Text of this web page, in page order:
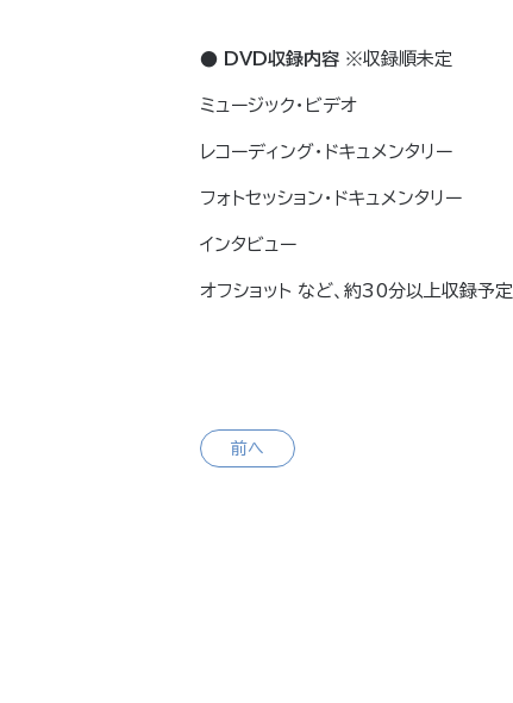
● DVD収録内容 ※収録順未定
ミュージック・ビデオ
レコーディング・ドキュメンタリー
フォトセッション・ドキュメンタリー
インタビュー
オフショット など、約30分以上収録予定
前へ